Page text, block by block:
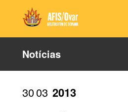
Notícias
3003 2013